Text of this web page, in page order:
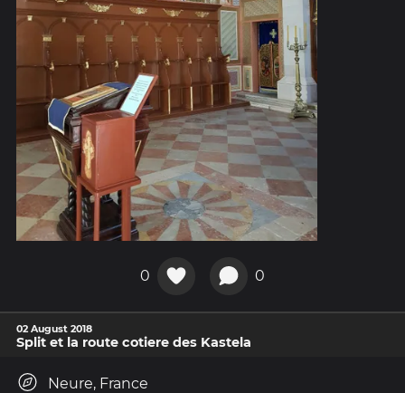
0 0
02 August 2018
Split et la route cotiere des Kastela
Neure, France